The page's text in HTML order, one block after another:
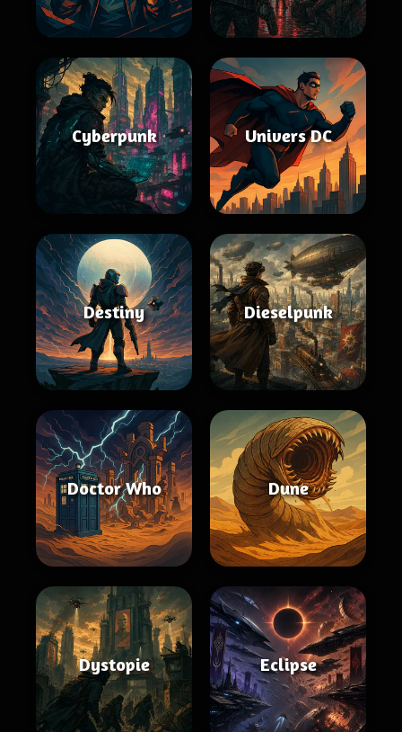
Cyberpunk Univers DC
Destiny Dieselpunk
Doctor Who Dune
Dystopie Eclipse